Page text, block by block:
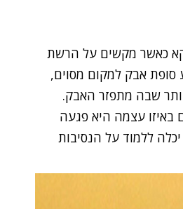
כאשר מקשים על הרשת
אבק למקום מסוים,
שבה מתפזר האבק.
עצמה היא פגעה
ללמוד על הנסיבות